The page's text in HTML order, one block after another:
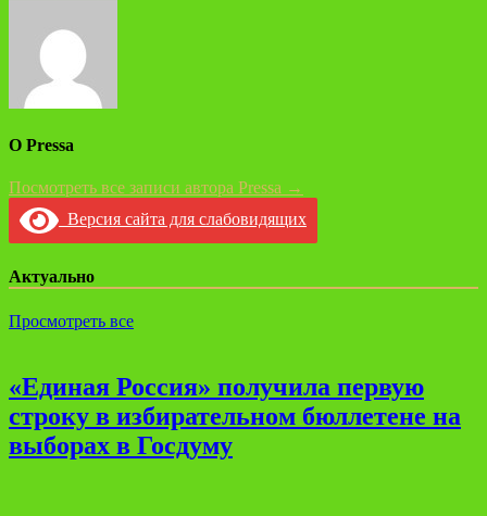
О Pressa
Посмотреть все записи автора Pressa →
Версия сайта для слабовидящих
Актуально
Просмотреть все
«Единая Россия» получила первую
строку в избирательном бюллетене на
выборах в Госдуму